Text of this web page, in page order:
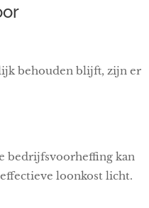
behouden blijft, zijn er
bedrijfsvoorheffing kan
loonkost licht.